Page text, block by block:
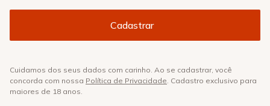
Cuidamos dos seus dados com carinho. Ao se cadastrar, você
concorda com nossa Política de Privacidade. Cadastro exclusivo para
maiores de 18 anos.